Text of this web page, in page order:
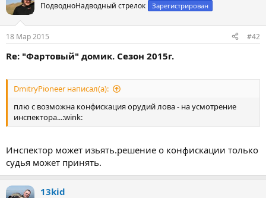
ПодводноНадводный стрелок Зарегистрирован
18 Мар 2015 #42
Re: "Фартовый" домик. Сезон 2015г.
DmitryPioneer написал(а):
плю с возможна конфискация орудий лова - на усмотрение
инспектора...:wink:
Инспектор может изьять.решение о конфискации только
судья может принять.
13kid